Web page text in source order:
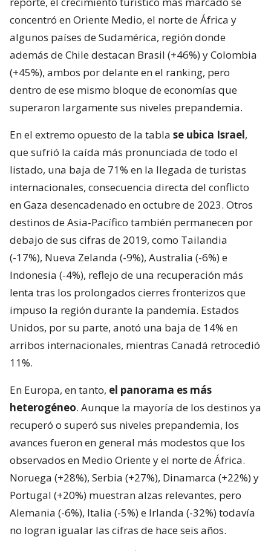
concentró en Oriente Medio, el norte de África y
algunos países de Sudamérica, región donde
además de Chile destacan Brasil (+46%) y Colombia
(+45%), ambos por delante en el ranking, pero
dentro de ese mismo bloque de economías que
superaron largamente sus niveles prepandemia.
En el extremo opuesto de la tabla se ubica Israel,
que sufrió la caída más pronunciada de todo el
listado, una baja de 71% en la llegada de turistas
internacionales, consecuencia directa del conflicto
en Gaza desencadenado en octubre de 2023. Otros
destinos de Asia-Pacífico también permanecen por
debajo de sus cifras de 2019, como Tailandia
(-17%), Nueva Zelanda (-9%), Australia (-6%) e
Indonesia (-4%), reflejo de una recuperación más
lenta tras los prolongados cierres fronterizos que
impuso la región durante la pandemia. Estados
Unidos, por su parte, anotó una baja de 14% en
arribos internacionales, mientras Canadá retrocedió
11%.
En Europa, en tanto, el panorama es más
heterogéneo. Aunque la mayoría de los destinos ya
recuperó o superó sus niveles prepandemia, los
avances fueron en general más modestos que los
observados en Medio Oriente y el norte de África.
Noruega (+28%), Serbia (+27%), Dinamarca (+22%) y
Portugal (+20%) muestran alzas relevantes, pero
Alemania (-6%), Italia (-5%) e Irlanda (-32%) todavía
no logran igualar las cifras de hace seis años.